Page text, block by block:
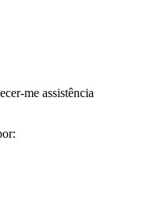
me assistência